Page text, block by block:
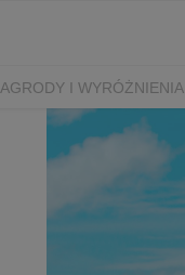
I WYRÓŻNIENIA